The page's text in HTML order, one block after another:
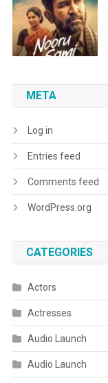
META
Log in
Entries feed
Comments feed
WordPress.org
CATEGORIES
Actors
Actresses
Audio Launch
Audio Launch